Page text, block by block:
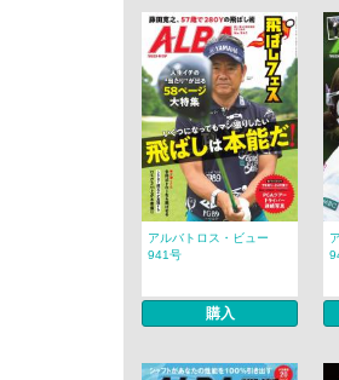
アルバトロス・ビュー
941号
購入